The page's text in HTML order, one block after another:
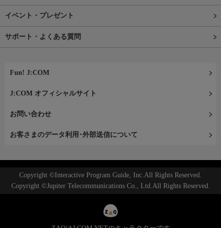
イベント・プレゼント
サポート・よくある質問
Fun! J:COM
J:COM オフィシャルサイト
お問い合わせ
お客さまのデータ利用･外部送信について
Copyright ©Interactive Program Guide, Inc.All Rights Reserved.
Copyright ©Jupiter Telecommunications Co., Ltd.All Rights Reserved.